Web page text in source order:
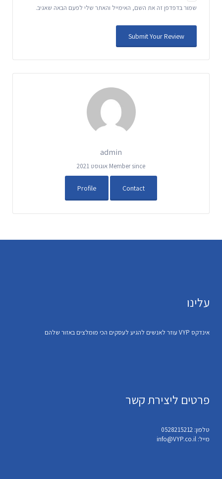
שמור בדפדפן זה את השם, האימייל והאתר שלי לפעם הבאה שאגיב.
admin
Member since אוגוסט 2021
Contact
Profile
עלינו
אינדקס VYP עוזר לאנשים להגיע לעסקים הכי מומלצים באזור שלהם
פרטים ליצירת קשר
טלפון: 0528215212
מייל: info@VYP.co.il